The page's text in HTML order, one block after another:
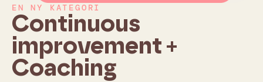
EN NY KATEGORI
Continuous
improvement +
Coaching